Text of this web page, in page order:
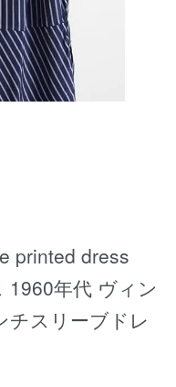
printed dress
1960年代 ヴィン
チスリーブドレ